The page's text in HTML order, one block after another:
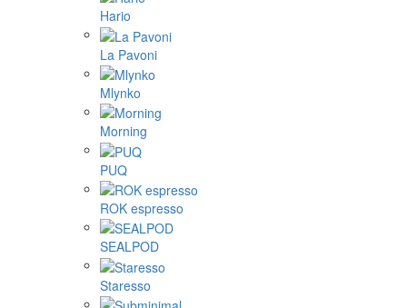
Hario
La Pavoni
Mlynko
Morning
PUQ
ROK espresso
SEALPOD
Staresso